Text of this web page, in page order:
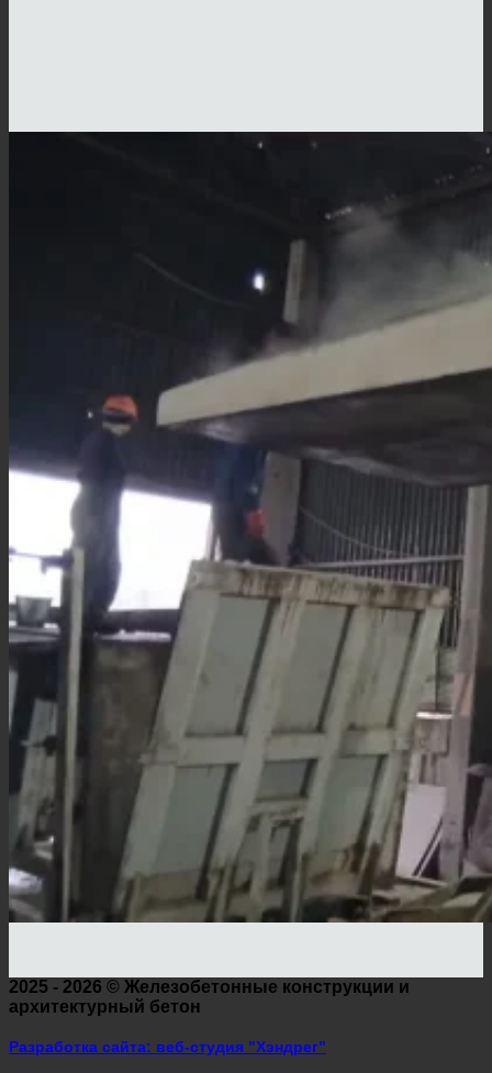
2025 - 2026 © Железобетонные конструкции и
архитектурный бетон
Разработка сайта: веб-студия "Хэндрег"